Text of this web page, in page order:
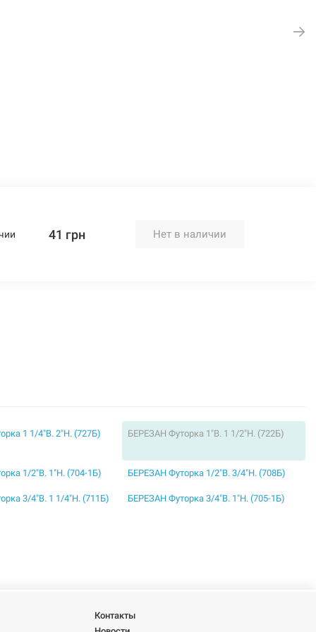
41 грн Нет в наличии
1 1/4"В. 2"Н. (727Б) БЕРЕЗАН Футорка 1"В. 1 1/2"Н. (722Б)
1/2"В. 1"Н. (704-1Б) БЕРЕЗАН Футорка 1/2"В. 3/4"Н. (708Б)
3/4"В. 1 1/4"Н. (711Б) БЕРЕЗАН Футорка 3/4"В. 1"Н. (705-1Б)
Контакты